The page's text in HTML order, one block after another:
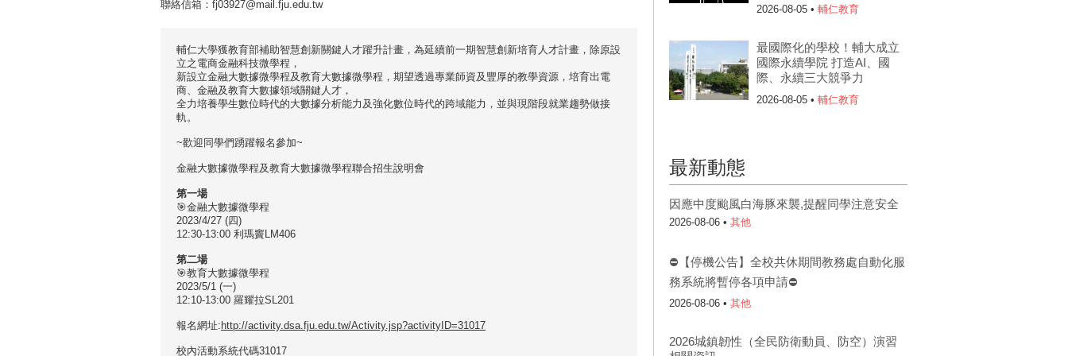
聯絡信箱：fj03927@mail.fju.edu.tw
輔仁大學獲教育部補助智慧創新關鍵人才躍升計畫，為延續前一期智慧創新培育人才計畫，除原設
立之電商金融科技微學程，
新設立金融大數據微學程及教育大數據微學程，期望透過專業師資及豐厚的教學資源，培育出電
商、金融及教育大數據領域關鍵人才，
全力培養學生數位時代的大數據分析能力及強化數位時代的跨域能力，並與現階段就業趨勢做接
軌。
~歡迎同學們踴躍報名參加~
金融大數據微學程及教育大數據微學程聯合招生說明會
第一場
🎯金融大數據微學程
2023/4/27 (四)
12:30-13:00 利瑪竇LM406
第二場
🎯教育大數據微學程
2023/5/1 (一)
12:10-13:00 羅耀拉SL201
報名網址: http://activity.dsa.fju.edu.tw/Activity.jsp?activityID=31017
校內活動系統代碼31017
2026-08-05 • 輔仁教育
最國際化的學校！輔大成立
國際永續學院 打造AI、國
際、永續三大競爭力
2026-08-05 • 輔仁教育
最新動態
因應中度颱風白海豚來襲,提醒同學注意安全
2026-08-06 • 其他
⛔【停機公告】全校共休期間教務處自動化服
務系統將暫停各項申請⛔
2026-08-06 • 其他
2026城鎮韌性（全民防衛動員、防空）演習